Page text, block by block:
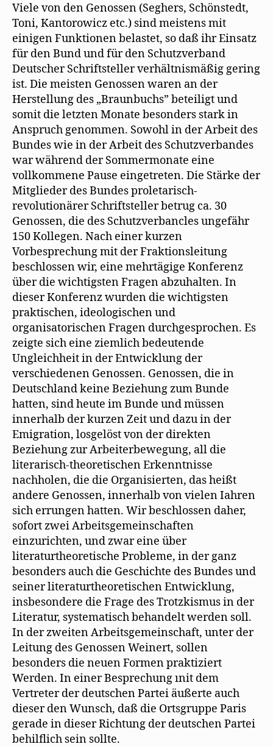
Viele von den Genossen (Seghers, Schönstedt,
Toni, Kantorowicz etc.) sind meistens mit
einigen Funktionen belastet, so daß ihr Einsatz
für den Bund und für den Schutzverband
Deutscher Schriftsteller verhältnismäßig gering
ist. Die meisten Genossen waren an der
Herstellung des „Braunbuchs” beteiligt und
somit die letzten Monate besonders stark in
Anspruch genommen. Sowohl in der Arbeit des
Bundes wie in der Arbeit des Schutzverbandes
war während der Sommermonate eine
vollkommene Pause eingetreten. Die Stärke der
Mitglieder des Bundes proletarisch-
revolutionärer Schriftsteller betrug ca. 30
Genossen, die des Schutzverbancles ungefähr
150 Kollegen. Nach einer kurzen
Vorbesprechung mit der Fraktionsleitung
beschlossen wir, eine mehrtägige Konferenz
über die wichtigsten Fragen abzuhalten. In
dieser Konferenz wurden die wichtigsten
praktischen, ideologischen und
organisatorischen Fragen durchgesprochen. Es
zeigte sich eine ziemlich bedeutende
Ungleichheit in der Entwicklung der
verschiedenen Genossen. Genossen, die in
Deutschland keine Beziehung zum Bunde
hatten, sind heute im Bunde und müssen
innerhalb der kurzen Zeit und dazu in der
Emigration, losgelöst von der direkten
Beziehung zur Arbeiterbewegung, all die
literarisch-theoretischen Erkenntnisse
nachholen, die die Organisierten, das heißt
andere Genossen, innerhalb von vielen Iahren
sich errungen hatten. Wir beschlossen daher,
sofort zwei Arbeitsgemeinschaften
einzurichten, und zwar eine über
literaturtheoretische Probleme, in der ganz
besonders auch die Geschichte des Bundes und
seiner literaturtheoretischen Entwicklung,
insbesondere die Frage des Trotzkismus in der
Literatur, systematisch behandelt werden soll.
In der zweiten Arbeitsgemeinschaft, unter der
Leitung des Genossen Weinert, sollen
besonders die neuen Formen praktiziert
Werden. In einer Besprechung ınit dem
Vertreter der deutschen Partei äußerte auch
dieser den Wunsch, daß die Ortsgruppe Paris
gerade in dieser Richtung der deutschen Partei
behilflich sein sollte.